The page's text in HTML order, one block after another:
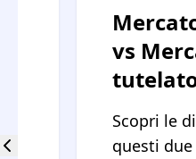
vs
Scopri le
questi